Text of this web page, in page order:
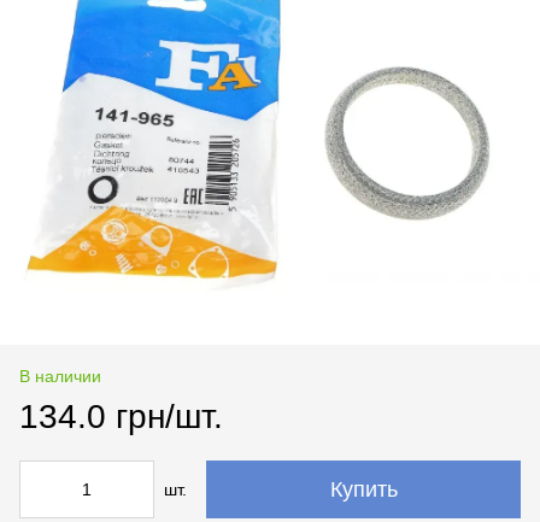
В наличии
134.0 грн/шт.
шт. Купить